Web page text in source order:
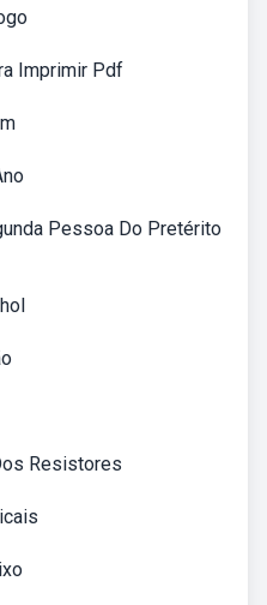
Imprimir Pdf
Pessoa Do Pretérito
Resistores